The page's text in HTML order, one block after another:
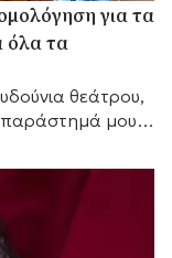
για τα
όλα τα
θεάτρου,
μου»,